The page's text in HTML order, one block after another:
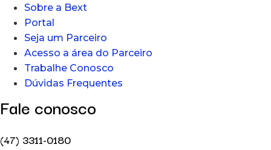
Sobre a Bext
Portal
Seja um Parceiro
Acesso a área do Parceiro
Trabalhe Conosco
Dúvidas Frequentes
Fale conosco
(47) 3311-0180